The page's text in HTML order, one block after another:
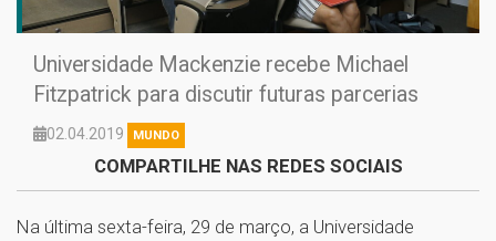
Universidade Mackenzie recebe Michael
Fitzpatrick para discutir futuras parcerias
02.04.2019 MUNDO
COMPARTILHE NAS REDES SOCIAIS
Na última sexta-feira, 29 de março, a Universidade